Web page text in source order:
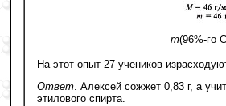
m(96%-го С
На этот опыт 27 учеников
Ответ. Алексей сожжет 0,83 г, а
этилового спирта.